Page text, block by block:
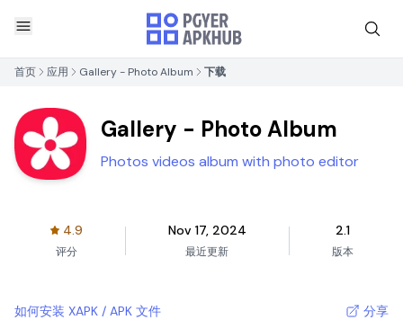
首页 应用 Gallery - Photo Album 下载
Gallery - Photo Album
Photos videos album with photo editor
4.9
评分
Nov 17, 2024
最近更新
2.1
版本
如何安装 XAPK / APK 文件 分享